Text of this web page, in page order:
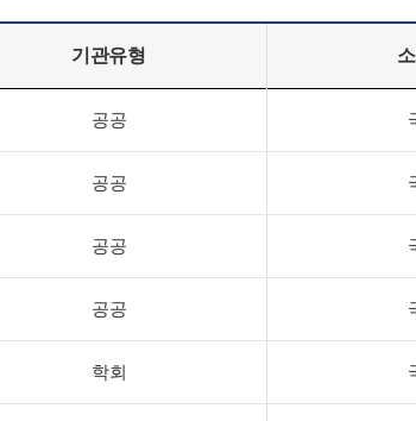
기관유형
공공
공공
공공
공공
학회